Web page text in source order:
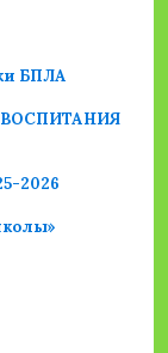
БПЛА
ВОСПИТАНИЯ
2026